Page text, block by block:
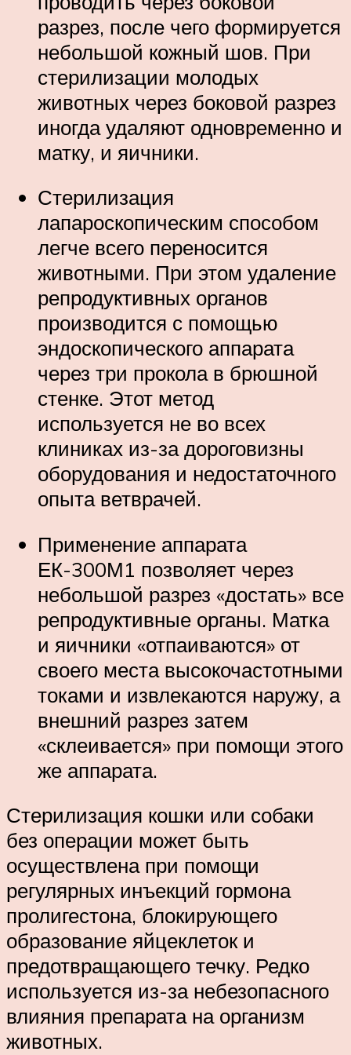
разрез, после чего формируется
небольшой кожный шов. При
стерилизации молодых
животных через боковой разрез
иногда удаляют одновременно и
матку, и яичники.
Стерилизация
лапароскопическим способом
легче всего переносится
животными. При этом удаление
репродуктивных органов
производится с помощью
эндоскопического аппарата
через три прокола в брюшной
стенке. Этот метод
используется не во всех
клиниках из-за дороговизны
оборудования и недостаточного
опыта ветврачей.
Применение аппарата
ЕК-300М1 позволяет через
небольшой разрез «достать» все
репродуктивные органы. Матка
и яичники «отпаиваются» от
своего места высокочастотными
токами и извлекаются наружу, а
внешний разрез затем
«склеивается» при помощи этого
же аппарата.
Стерилизация кошки или собаки
без операции может быть
осуществлена при помощи
регулярных инъекций гормона
пролигестона, блокирующего
образование яйцеклеток и
предотвращающего течку. Редко
используется из-за небезопасного
влияния препарата на организм
животных.